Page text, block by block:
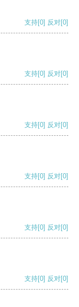
支持[0] 反对[0]
支持[0] 反对[0]
支持[0] 反对[0]
支持[0] 反对[0]
支持[0] 反对[0]
支持[0] 反对[0]